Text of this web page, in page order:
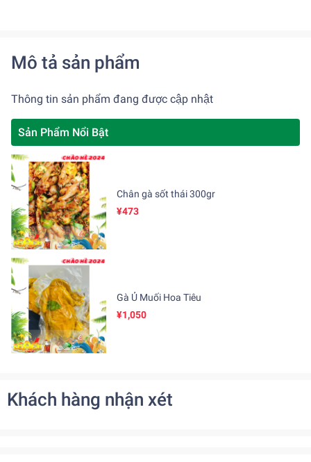
Mô tả sản phẩm
Thông tin sản phẩm đang được cập nhật
Sản Phẩm Nổi Bật
Chân gà sốt thái 300gr
¥473
Gà Ủ Muối Hoa Tiêu
¥1,050
Khách hàng nhận xét